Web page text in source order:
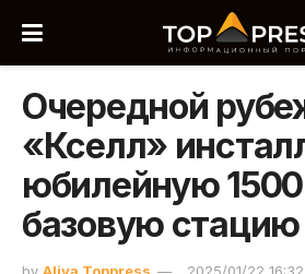
Очередной
«Кселл»
юбилейную
базовую стацию
by Aliya Toppress 2025/01/22 16:32